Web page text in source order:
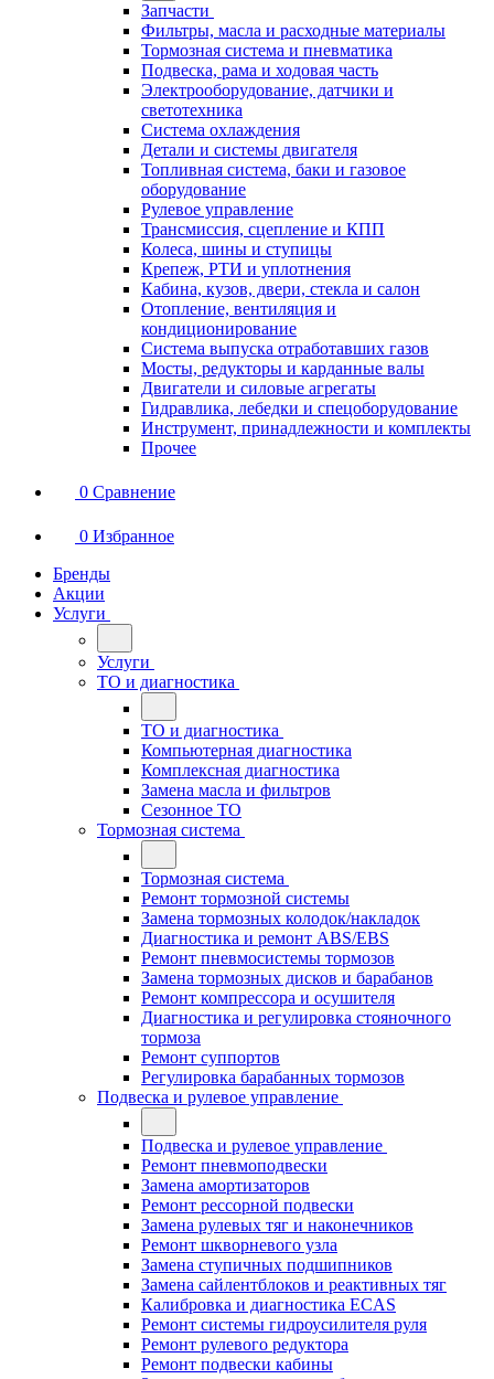
Запчасти
Фильтры, масла и расходные материалы
Тормозная система и пневматика
Подвеска, рама и ходовая часть
Электрооборудование, датчики и
светотехника
Система охлаждения
Детали и системы двигателя
Топливная система, баки и газовое
оборудование
Рулевое управление
Трансмиссия, сцепление и КПП
Колеса, шины и ступицы
Крепеж, РТИ и уплотнения
Кабина, кузов, двери, стекла и салон
Отопление, вентиляция и
кондиционирование
Система выпуска отработавших газов
Мосты, редукторы и карданные валы
Двигатели и силовые агрегаты
Гидравлика, лебедки и спецоборудование
Инструмент, принадлежности и комплекты
Прочее
0 Сравнение
0 Избранное
Бренды
Акции
Услуги
Услуги
ТО и диагностика
ТО и диагностика
Компьютерная диагностика
Комплексная диагностика
Замена масла и фильтров
Сезонное ТО
Тормозная система
Тормозная система
Ремонт тормозной системы
Замена тормозных колодок/накладок
Диагностика и ремонт ABS/EBS
Ремонт пневмосистемы тормозов
Замена тормозных дисков и барабанов
Ремонт компрессора и осушителя
Диагностика и регулировка стояночного
тормоза
Ремонт суппортов
Регулировка барабанных тормозов
Подвеска и рулевое управление
Подвеска и рулевое управление
Ремонт пневмоподвески
Замена амортизаторов
Ремонт рессорной подвески
Замена рулевых тяг и наконечников
Ремонт шкворневого узла
Замена ступичных подшипников
Замена сайлентблоков и реактивных тяг
Калибровка и диагностика ECAS
Ремонт системы гидроусилителя руля
Ремонт рулевого редуктора
Ремонт подвески кабины